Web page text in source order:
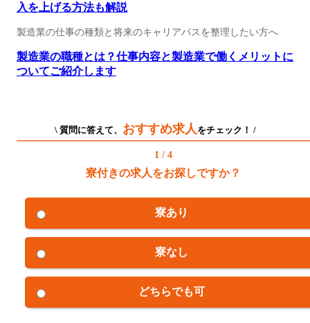
入を上げる方法も解説
製造業の仕事の種類と将来のキャリアパスを整理したい方へ
製造業の職種とは？仕事内容と製造業で働くメリットに
ついてご紹介します
\ 質問に答えて、 おすすめ求人をチェック！ /
1 / 4
寮付きの求人をお探しですか？
寮あり
寮なし
どちらでも可